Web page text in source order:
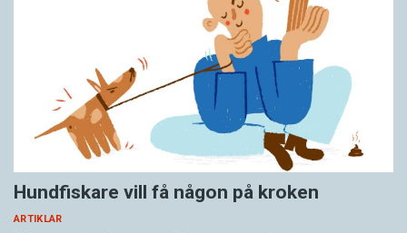
Hundfiskare vill få någon på kroken
ARTIKLAR